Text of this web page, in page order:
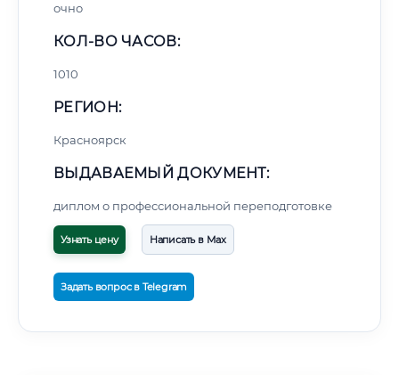
очно
КОЛ-ВО ЧАСОВ:
1010
РЕГИОН:
Красноярск
ВЫДАВАЕМЫЙ ДОКУМЕНТ:
диплом о профессиональной переподготовке
Узнать цену Написать в Max
Задать вопрос в Telegram